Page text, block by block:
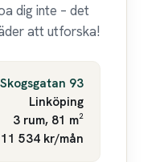
dig inte – det
att utforska!
Skogsgatan 93
Linköping
3 rum, 81 m²
11 534 kr/mån